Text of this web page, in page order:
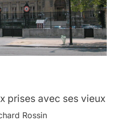
prises avec ses vieux
Rossin